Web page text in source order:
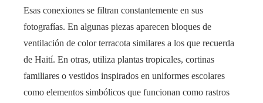
Esas conexiones se filtran constantemente en sus
fotografías. En algunas piezas aparecen bloques de
ventilación de color terracota similares a los que recuerda
de Haití. En otras, utiliza plantas tropicales, cortinas
familiares o vestidos inspirados en uniformes escolares
como elementos simbólicos que funcionan como rastros